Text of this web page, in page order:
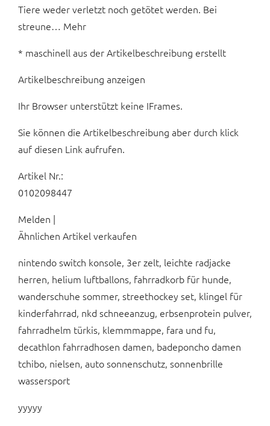
Tiere weder verletzt noch getötet werden. Bei
streune… Mehr
* maschinell aus der Artikelbeschreibung erstellt
Artikelbeschreibung anzeigen
Ihr Browser unterstützt keine IFrames.
Sie können die Artikelbeschreibung aber durch klick
auf diesen Link aufrufen.
Artikel Nr.:
0102098447
Melden |
Ähnlichen Artikel verkaufen
nintendo switch konsole, 3er zelt, leichte radjacke
herren, helium luftballons, fahrradkorb für hunde,
wanderschuhe sommer, streethockey set, klingel für
kinderfahrrad, nkd schneeanzug, erbsenprotein pulver,
fahrradhelm türkis, klemmmappe, fara und fu,
decathlon fahrradhosen damen, badeponcho damen
tchibo, nielsen, auto sonnenschutz, sonnenbrille
wassersport
yyyyy